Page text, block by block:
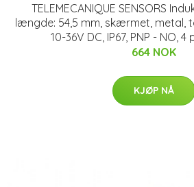
TELEMECANIQUE SENSORS
længde: 54,5 mm, skærmet, metal,
10-36V DC, IP67, PNP - NO,
664 NOK
KJØP NÅ